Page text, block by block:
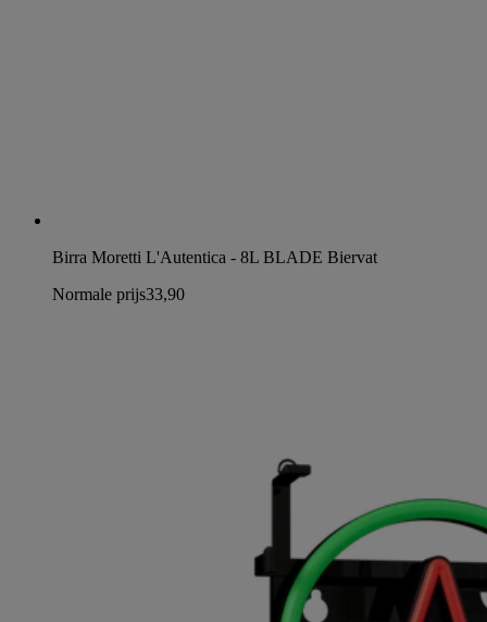
Birra Moretti L'Autentica - 8L BLADE Biervat
Normale prijs33,90